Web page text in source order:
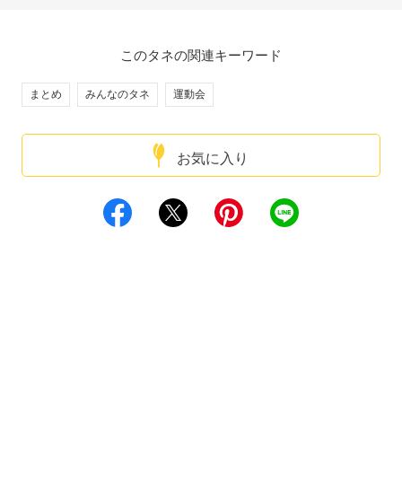
お気に入り
このタネの関連キーワード
まとめ みんなのタネ 運動会